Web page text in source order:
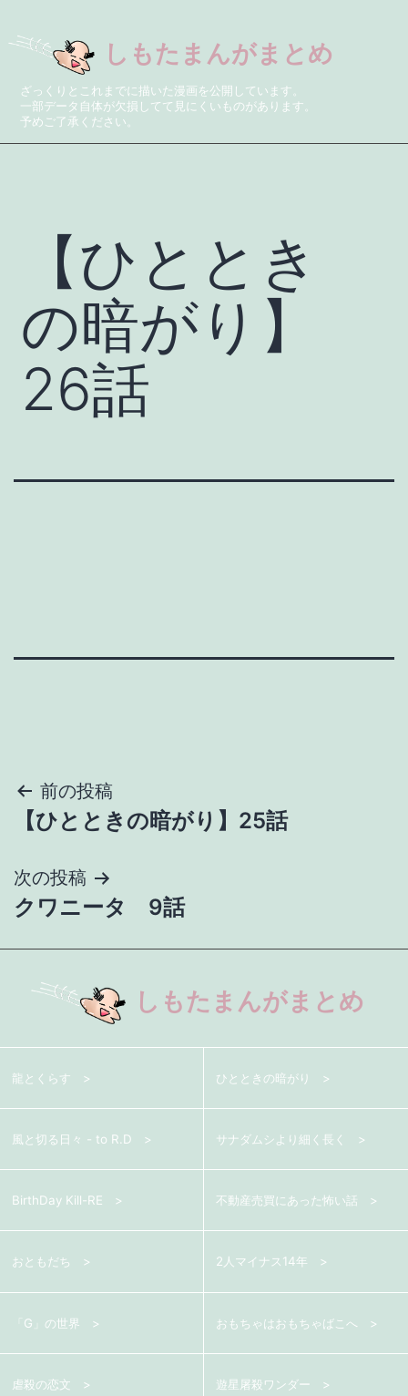
しもたまんがまとめ
ざっくりとこれまでに描いた漫画を公開しています。
一部データ自体が欠損してて見にくいものがあります。
予めご了承ください。
【ひととき
の暗がり】
26話
投
稿
ナ
ビ
ゲ
ー
シ
ョ
ン
前の投稿
【ひとときの暗がり】25話
次の投稿
クワニータ 9話
しもたまんがまとめ
龍とくらす ひとときの暗がり
風と切る日々 - to R.D サナダムシより細く長く
BirthDay Kill-RE 不動産売買にあった怖い話
おともだち 2人マイナス14年
「G」の世界 おもちゃはおもちゃばこへ
虐殺の恋文 遊星屠殺ワンダー